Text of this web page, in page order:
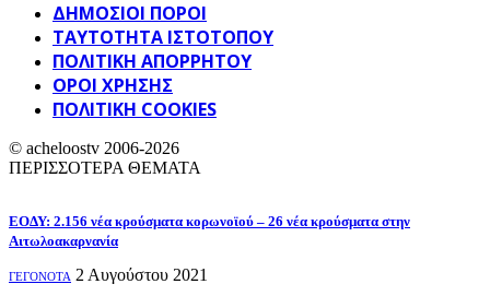
ΔΗΜΟΣΙΟΙ ΠΟΡΟΙ
ΤΑΥΤΌΤΗΤΑ ΙΣΤΌΤΟΠΟΥ
ΠΟΛΙΤΙΚΉ ΑΠΟΡΡΉΤΟΥ
ΌΡΟΙ ΧΡΉΣΗΣ
ΠΟΛΙΤΙΚΗ COOKIES
© acheloostv 2006-2026
ΠΕΡΙΣΣΟΤΕΡΑ ΘΕΜΑΤΑ
ΕΟΔΥ: 2.156 νέα κρούσματα κορωνοϊού – 26 νέα κρούσματα στην
Αιτωλοακαρνανία
ΓΕΓΟΝΟΤΑ 2 Αυγούστου 2021